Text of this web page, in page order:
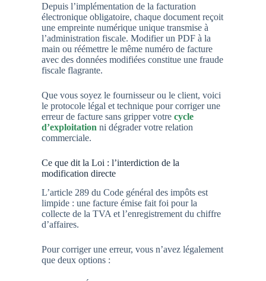
Depuis l’implémentation de la facturation
électronique obligatoire, chaque document reçoit
une empreinte numérique unique transmise à
l’administration fiscale. Modifier un PDF à la
main ou réémettre le même numéro de facture
avec des données modifiées constitue une fraude
fiscale flagrante.
Que vous soyez le fournisseur ou le client, voici
le protocole légal et technique pour corriger une
erreur de facture sans gripper votre cycle
d’exploitation ni dégrader votre relation
commerciale.
Ce que dit la Loi : l’interdiction de la
modification directe
L’article 289 du Code général des impôts est
limpide : une facture émise fait foi pour la
collecte de la TVA et l’enregistrement du chiffre
d’affaires.
Pour corriger une erreur, vous n’avez légalement
que deux options :